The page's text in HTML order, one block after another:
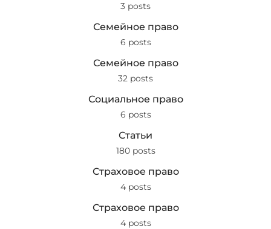
3 posts
Семейное право
6 posts
Семейное право
32 posts
Социальное право
6 posts
Статьи
180 posts
Страховое право
4 posts
Страховое право
4 posts